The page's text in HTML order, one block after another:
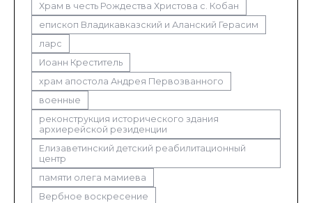
Храм в честь Рождества Христова с. Кобан
епископ Владикавказский и Аланский Герасим
ларс
Иоанн Креститель
храм апостола Андрея Первозванного
военные
реконструкция исторического здания
архиерейской резиденции
Елизаветинский детский реабилитационный
центр
памяти олега мамиева
Вербное воскресение